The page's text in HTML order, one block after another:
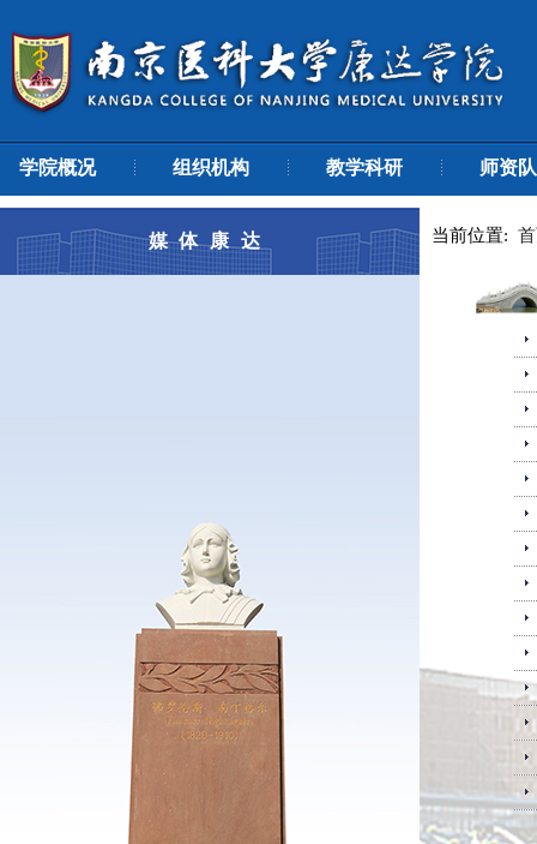
学院概况 组织机构 教学科研 师资
媒体康达 当前位置: